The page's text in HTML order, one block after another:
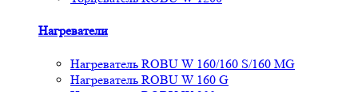
Нагреватели
Нагреватель ROBU W 160/160 S/160 MG
Нагреватель ROBU W 160 G